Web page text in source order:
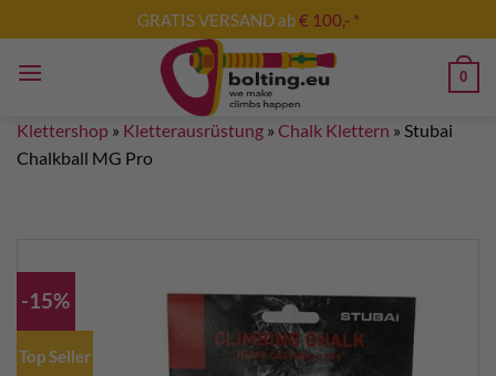
Inhalt
springen
GRATIS VERSAND ab€ 100,- *
0
Klettershop » Kletterausrüstung » Chalk Klettern » Stubai
Chalkball MG Pro
-15%
Top Seller